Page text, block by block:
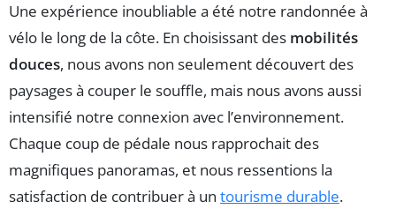
Une expérience inoubliable a été notre randonnée à
vélo le long de la côte. En choisissant des mobilités
douces, nous avons non seulement découvert des
paysages à couper le souffle, mais nous avons aussi
intensifié notre connexion avec l’environnement.
Chaque coup de pédale nous rapprochait des
magnifiques panoramas, et nous ressentions la
satisfaction de contribuer à un tourisme durable.